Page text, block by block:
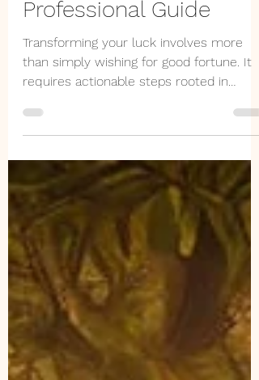
Remedies to Transform
Your Luck: A
Professional Guide
Transforming your luck involves more
than simply wishing for good fortune. It
ancient practices....